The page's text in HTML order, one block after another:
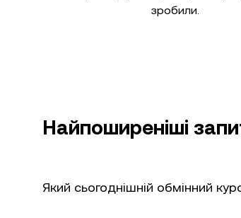
зробили.
Найпоширеніші
Який сьогоднішній обмінний